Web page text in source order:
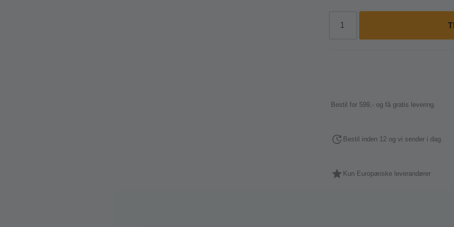
Bestil for 599,- og få gratis levering.
Bestil inden 12 og vi sender i dag.
Kun Europæiske leverandører